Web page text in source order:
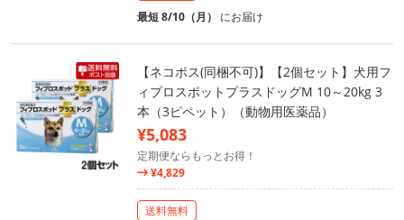
最短 8/10（月） にお届け
【ネコポス(同梱不可)】【2個セット】犬用フ
ィプロスポットプラスドッグM 10～20kg 3
本（3ピペット）（動物用医薬品）
¥5,083
定期便ならもっとお得！
¥4,829
送料無料